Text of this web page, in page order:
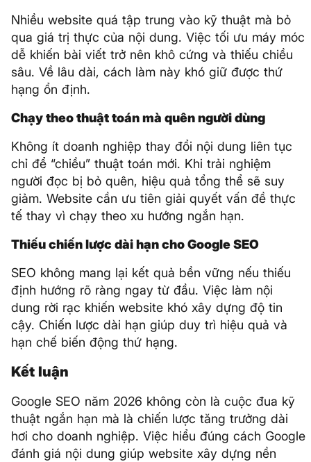
Nhiều website quá tập trung vào kỹ thuật mà bỏ
qua giá trị thực của nội dung. Việc tối ưu máy móc
dễ khiến bài viết trở nên khô cứng và thiếu chiều
sâu. Về lâu dài, cách làm này khó giữ được thứ
hạng ổn định.
Chạy theo thuật toán mà quên người dùng
Không ít doanh nghiệp thay đổi nội dung liên tục
chỉ để “chiều” thuật toán mới. Khi trải nghiệm
người đọc bị bỏ quên, hiệu quả tổng thể sẽ suy
giảm. Website cần ưu tiên giải quyết vấn đề thực
tế thay vì chạy theo xu hướng ngắn hạn.
Thiếu chiến lược dài hạn cho Google SEO
SEO không mang lại kết quả bền vững nếu thiếu
định hướng rõ ràng ngay từ đầu. Việc làm nội
dung rời rạc khiến website khó xây dựng độ tin
cậy. Chiến lược dài hạn giúp duy trì hiệu quả và
hạn chế biến động thứ hạng.
Kết luận
Google SEO năm 2026 không còn là cuộc đua kỹ
thuật ngắn hạn mà là chiến lược tăng trưởng dài
hơi cho doanh nghiệp. Việc hiểu đúng cách Google
đánh giá nội dung giúp website xây dựng nền